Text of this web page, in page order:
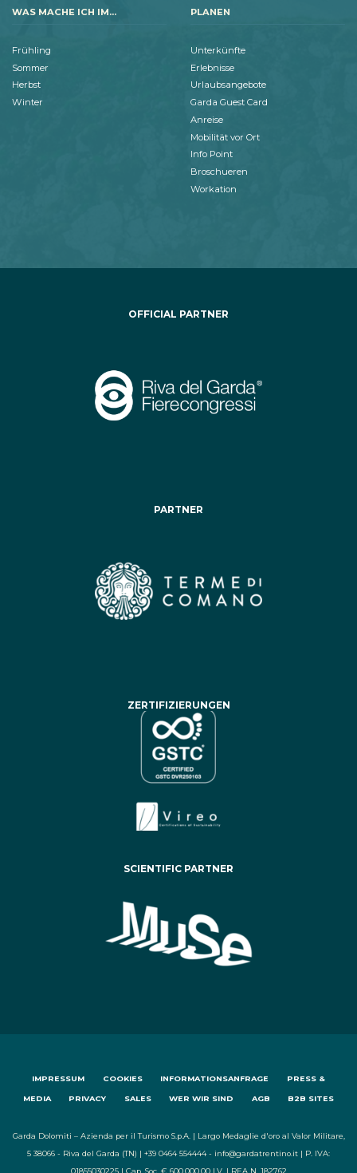
WAS MACHE ICH IM...
Frühling
Sommer
Herbst
Winter
PLANEN
Unterkünfte
Erlebnisse
Urlaubsangebote
Garda Guest Card
Anreise
Mobilität vor Ort
Info Point
Broschueren
Workation
OFFICIAL PARTNER
PARTNER
ZERTIFIZIERUNGEN
SCIENTIFIC PARTNER
IMPRESSUM COOKIES INFORMATIONSANFRAGE PRESS &
MEDIA PRIVACY SALES WER WIR SIND AGB B2B SITES
Garda Dolomiti – Azienda per il Turismo S.p.A. | Largo Medaglie d'oro al Valor Militare,
5 38066 - Riva del Garda (TN) | +39 0464 554444 - info@gardatrentino.it | P. IVA: